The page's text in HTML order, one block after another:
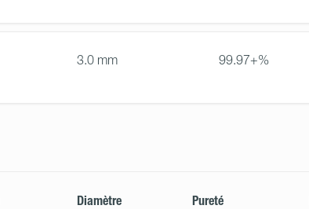
3.0 mm 99.97+%
Diamètre Pureté